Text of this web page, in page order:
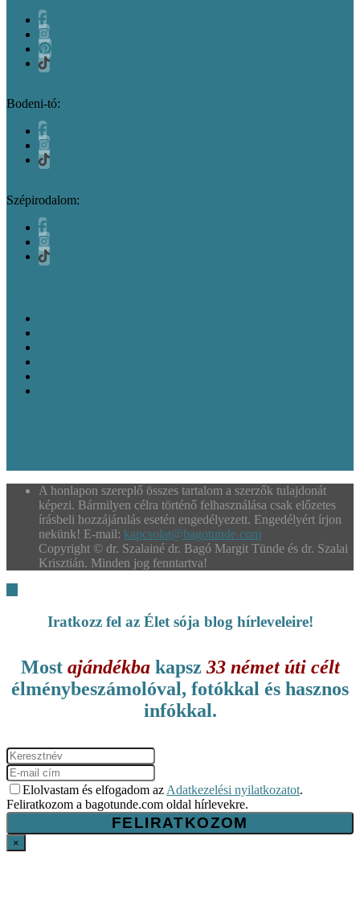
Bodeni-tó:
Szépirodalom:
A honlapon szereplő összes tartalom a szerzők tulajdonát
képezi. Bármilyen célra történő felhasználása csak előzetes
írásbeli hozzájárulás esetén engedélyezett. Engedélyért írjon
nekünk! E-mail: kapcsolat@bagotunde.com
Copyright © dr. Szalainé dr. Bagó Margit Tünde és dr. Szalai
Krisztián. Minden jog fenntartva!
Iratkozz fel az Élet sója blog hírleveleire!
Most ajándékbakapsz 33 német úti célt
élménybeszámolóval, fotókkal és hasznos
infókkal.
Elolvastam és elfogadom az Adatkezelési nyilatkozatot.
Feliratkozom a bagotunde.com oldal hírlevekre.
×